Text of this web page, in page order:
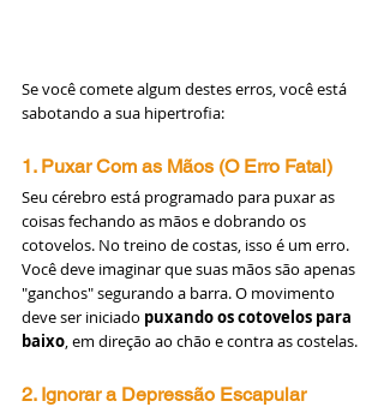
Se você comete algum destes erros, você está
sabotando a sua hipertrofia:
1. Puxar Com as Mãos (O Erro Fatal)
Seu cérebro está programado para puxar as
coisas fechando as mãos e dobrando os
cotovelos. No treino de costas, isso é um erro.
Você deve imaginar que suas mãos são apenas
"ganchos" segurando a barra. O movimento
deve ser iniciado puxando os cotovelos para
baixo, em direção ao chão e contra as costelas.
2. Ignorar a Depressão Escapular